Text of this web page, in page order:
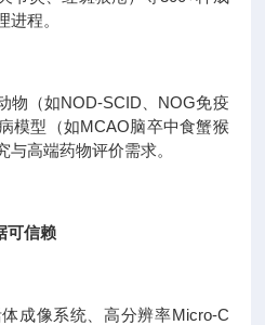
进程。
物（如NOD-SCID、NOG免疫
模型（如MCAO脑卒中食蟹猴
高端药物评价需求。
可信赖
成像系统、高分辨率Micro-C